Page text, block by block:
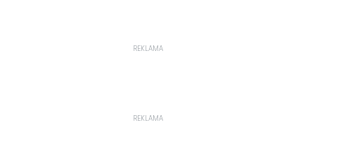
REKLAMA
REKLAMA